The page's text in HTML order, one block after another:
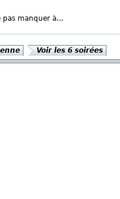
pas manquer à...
Voir les 6 soirées